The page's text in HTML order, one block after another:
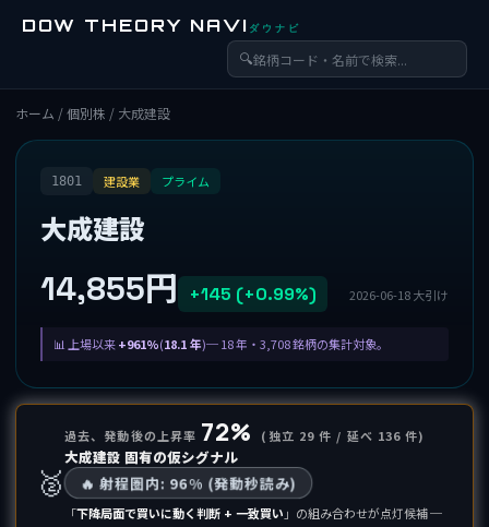
DOW THEORY NAVI ダウナビ
🔍
ホーム /個別株 / 大成建設
1801 建設業 プライム
大成建設
14,855円 +145 (+0.99%) 2026-06-18 大引け
上場以来+961%(18.1 年)─ 18 年・3,708 銘柄の集計対象。
🥈
過去、発動後の上昇率 72% (独立 29 件 / 延べ 136 件)
大成建設 固有の仮シグナル
🔥 射程圏内: 96% (発動秒読み)
「下降局面で買いに動く判断 + 一致買い 」の組み合わせが点灯候補 ─